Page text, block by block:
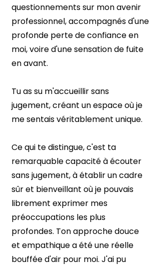
questionnements sur mon avenir
professionnel, accompagnés d'une
profonde perte de confiance en
moi, voire d'une sensation de fuite
en avant.
Tu as su m'accueillir sans
jugement, créant un espace où je
me sentais véritablement unique.
Ce qui te distingue, c'est ta
remarquable capacité à écouter
sans jugement, à établir un cadre
sûr et bienveillant où je pouvais
librement exprimer mes
préoccupations les plus
profondes. Ton approche douce
et empathique a été une réelle
bouffée d'air pour moi. J'ai pu